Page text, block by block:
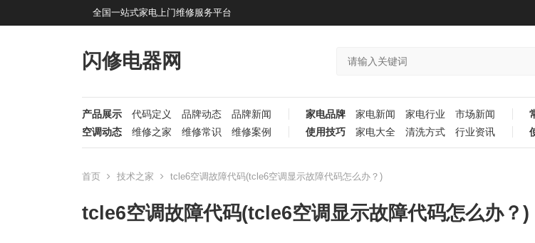
全国一站式家电上门维修服务平台
闪修电器网
产品展示 代码定义 品牌动态 品牌新闻 家电品牌 家电新闻 家电行业 市场新闻
空调动态
维修之家 维修常识 维修案例 使用技巧 家电大全 清洗方式 行业资讯
首页 技术之家 tcle6空调故障代码(tcle6空调显示故障代码怎么办？)
tcle6空调故障代码(tcle6空调显示故障代码怎么办？)